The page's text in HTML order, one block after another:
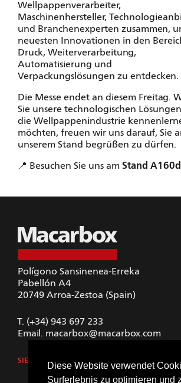
Diese Website verwendet
Surferlebnis zu optimieren und
Wellpappenverarbeiter,
Maschinenhersteller,
und Branchenexperten zusammen,
neuesten Innovationen in den
Druck, Weiterverarbeitung,
Automatisierung und
Verpackungslösungen zu entdecken.
Die Messe endet an diesem Freitag.
Sie unsere technologischen
die Wellpappenindustrie
möchten, freuen wir uns darauf, Sie
unserem Stand begrüßen zu dürfen.
📍 Besuchen Sie uns am Stand A160d
Polígono Sansinenea-Erreka
Pabellón A4
20749 Arroa-Zestoa (Spain)
T. (+34) 943 697 233
Email. macarbox@macarbox.com
SIEHE GOOGLE MAPS